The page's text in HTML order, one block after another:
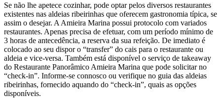
Se não lhe apetece cozinhar, pode optar pelos diversos restaurantes
existentes nas aldeias ribeirinhas que oferecem gastronomia típica, se
assim o desejar. A Amieira Marina possui protocolo com variados
restaurantes. Apenas precisa de efetuar, com um período mínimo de
3 horas de antecedência, a reserva da sua refeição. De imediato é
colocado ao seu dispor o “transfer” do cais para o restaurante ou
aldeia e vice-versa. Também está disponível o serviço de takeaway
do Restaurante Panorâmico Amieira Marina que pode solicitar no
“check-in”. Informe-se connosco ou verifique no guia das aldeias
ribeirinhas, fornecido aquando do “check-in”, quais as opções
disponíveis.